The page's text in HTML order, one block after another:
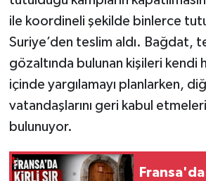
ile koordineli şekilde binlerce
Suriye’den teslim aldı. Bağdat,
gözaltında bulunan kişileri kendi
içinde yargılamayı planlarken,
vatandaşlarını geri kabul etmeleri
bulunuyor.
Fransa'da